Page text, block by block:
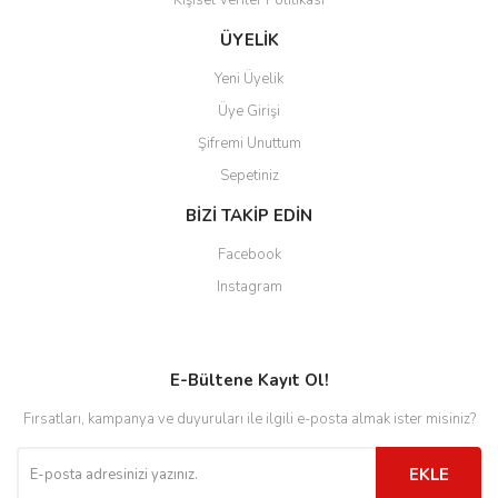
ÜYELİK
Yeni Üyelik
Üye Girişi
Şifremi Unuttum
Sepetiniz
BİZİ TAKİP EDİN
Facebook
Instagram
E-Bültene Kayıt Ol!
Fırsatları, kampanya ve duyuruları ile ilgili e-posta almak ister misiniz?
EKLE